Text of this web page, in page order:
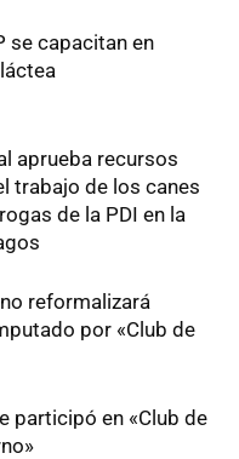
se capacitan en
aprueba recursos
trabajo de los canes
de la PDI en la
reformalizará
por «Club de
participó en «Club de